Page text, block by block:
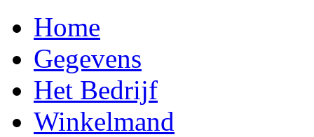
Home
Gegevens
Het Bedrijf
Winkelmand